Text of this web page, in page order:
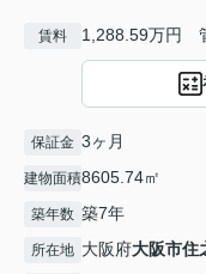
賃料 1,288.59万円
保証金 3ヶ月
建物面積8605.74㎡
築年数 築7年
所在地 大阪府大阪市住